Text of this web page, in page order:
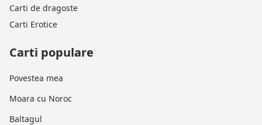
Carti de dragoste
Carti Erotice
Carti populare
Povestea mea
Moara cu Noroc
Baltagul